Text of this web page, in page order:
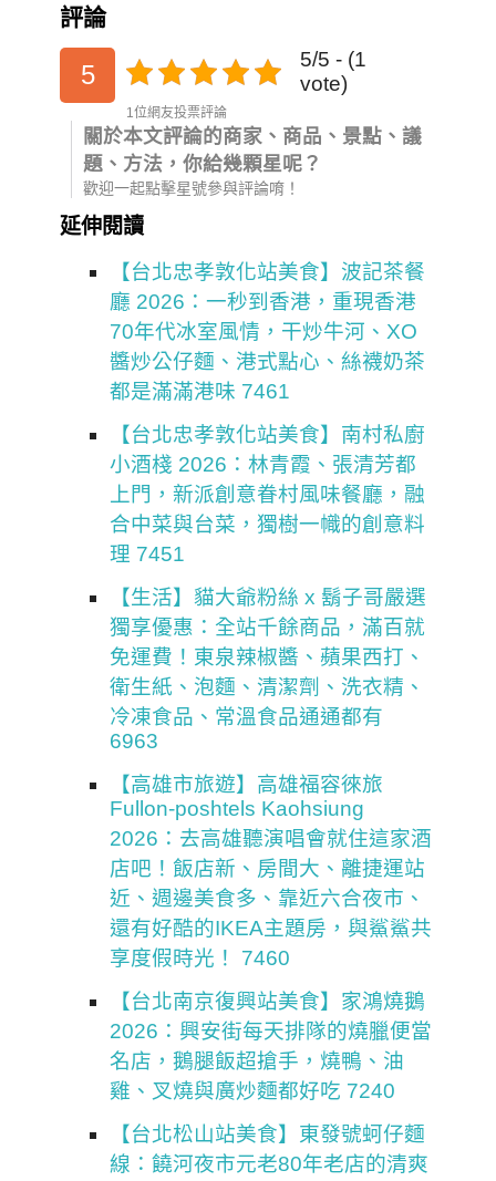
評論
5
5/5 - (1
vote)
1位網友投票評論
關於本文評論的商家、商品、景點、議
題、方法，你給幾顆星呢？
歡迎一起點擊星號參與評論唷！
延伸閱讀
【台北忠孝敦化站美食】波記茶餐
廳 2026：一秒到香港，重現香港
70年代冰室風情，干炒牛河、XO
醬炒公仔麵、港式點心、絲襪奶茶
都是滿滿港味 7461
【台北忠孝敦化站美食】南村私廚
小酒棧 2026：林青霞、張清芳都
上門，新派創意眷村風味餐廳，融
合中菜與台菜，獨樹一幟的創意料
理 7451
【生活】貓大爺粉絲 x 鬍子哥嚴選
獨享優惠：全站千餘商品，滿百就
免運費！東泉辣椒醬、蘋果西打、
衛生紙、泡麵、清潔劑、洗衣精、
冷凍食品、常溫食品通通都有
6963
【高雄市旅遊】高雄福容徠旅
Fullon-poshtels Kaohsiung
2026：去高雄聽演唱會就住這家酒
店吧！飯店新、房間大、離捷運站
近、週邊美食多、靠近六合夜市、
還有好酷的IKEA主題房，與鯊鯊共
享度假時光！ 7460
【台北南京復興站美食】家鴻燒鵝
2026：興安街每天排隊的燒臘便當
名店，鵝腿飯超搶手，燒鴨、油
雞、叉燒與廣炒麵都好吃 7240
【台北松山站美食】東發號蚵仔麵
線：饒河夜市元老80年老店的清爽